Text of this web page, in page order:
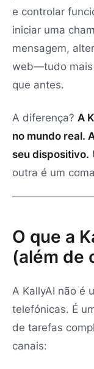
e controlar
iniciar uma
mensagem,
web—tudo mais
que antes.
A diferença? A
no mundo real.
seu dispositivo.
outra é um
O que a
(além de
A KallyAI não é
telefónicas. É
de tarefas
canais: